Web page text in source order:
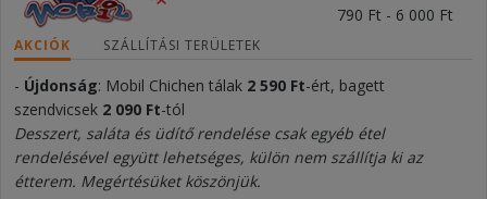
790 Ft - 6 000 Ft
AKCIÓK SZÁLLÍTÁSI TERÜLETEK
- Újdonság: Mobil Chichen tálak 2 590 Ft-ért, bagett
szendvicsek 2 090 Ft-tól
Desszert, saláta és üdítő rendelése csak egyéb étel
rendelésével együtt lehetséges, külön nem szállítja ki az
étterem. Megértésüket köszönjük.